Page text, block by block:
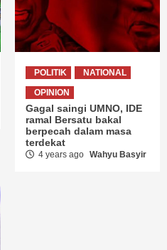
POLITIK
NATIONAL
OPINION
Gagal saingi UMNO, IDE
ramal Bersatu bakal
berpecah dalam masa
terdekat
4 years ago Wahyu Basyir